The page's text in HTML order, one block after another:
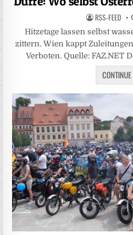
RSS-FEED
Hitzetage lassen selbst
zittern. Wien kappt
Verboten. Quelle: FAZ.NET